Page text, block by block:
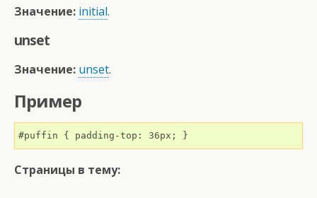
Значение: initial.
unset
Значение: unset.
Пример
#puffin { padding-top: 36px; }
Страницы в тему: